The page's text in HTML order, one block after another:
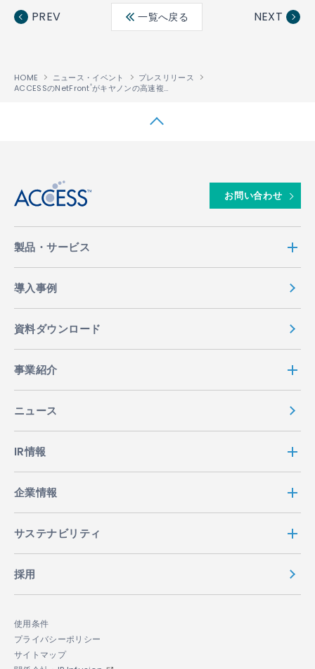
ebo ter
edin
PREV 一覧へ戻る NEXT
HOME ニュース・イベント
プレスリリース
ACCESSのNetFront®がキヤノンの高速複合機４モデルに
お問い合わせ
製品・サービス
導入事例
資料ダウンロード
事業紹介
ニュース
IR情報
企業情報
サステナビリティ
採用
使用条件
プライバシーポリシー
サイトマップ